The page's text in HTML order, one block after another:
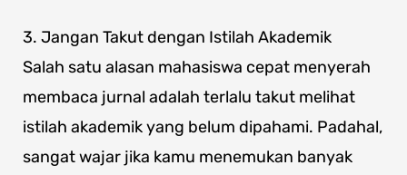
3. Jangan Takut dengan Istilah Akademik
Salah satu alasan mahasiswa cepat menyerah
membaca jurnal adalah terlalu takut melihat
istilah akademik yang belum dipahami. Padahal,
sangat wajar jika kamu menemukan banyak